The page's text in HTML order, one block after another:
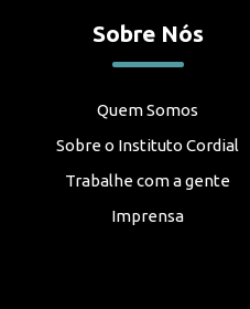
Sobre Nós
Quem Somos
Sobre o Instituto Cordial
Trabalhe com a gente
Imprensa